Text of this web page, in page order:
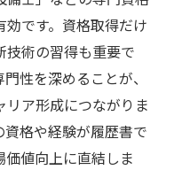
です。資格取得だけ
技術の習得も重要で
性を深めることが、
ア形成につながりま
格や経験が履歴書で
値向上に直結しま